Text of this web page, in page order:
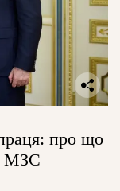
про що
МЗС